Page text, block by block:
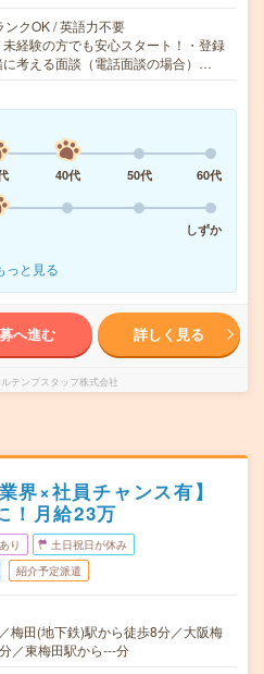
クOK / 英語力不要
経験の方でも安心スタート！・登録
考える面談（電話面談の場合）…
40代 50代
60代
しずか
っと見る
へ進む 詳しく見る
テンプスタッフ株式会社
界×社員チャンス有】
！月給23万
り 土日祝日が休み
紹介予定派遣
梅田(地下鉄)駅から徒歩8分／大阪梅
／東梅田駅から---分